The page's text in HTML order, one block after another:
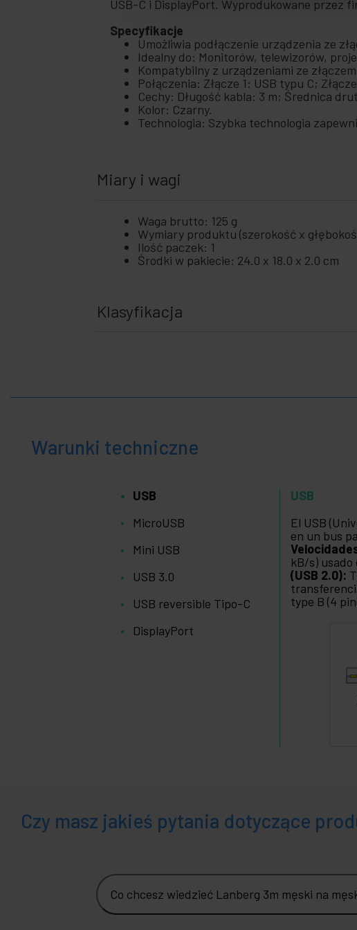
USB-C i DisplayPort. Wyprodukowane przez
Specyfikacje
Umożliwia podłączenie urządzenia ze
Idealny do: Monitorów, telewizorów,
Kompatybilny z urządzeniami ze
Połączenia: Złącze 1: USB typu C;
Cechy: Długość kabla: 3 m; Średnica
Kolor: Czarny.
Technologia: Szybka technologia
Miary i wagi
Waga brutto: 125 g
Wymiary produktu (szerokość x
Ilość paczek: 1
Środki w pakiecie: 24.0 x 18.0 x 2.0 cm
Klasyfikacja
Warunki techniczne
USB
MicroUSB
Mini USB
USB 3.0
USB reversible Tipo-C
DisplayPort
USB
El USB
en un bus
kB/s)
(USB 2.0):
type B (4
Czy masz jakieś pytania dotyczące
Co chcesz wiedzieć Lanberg 3m męski na